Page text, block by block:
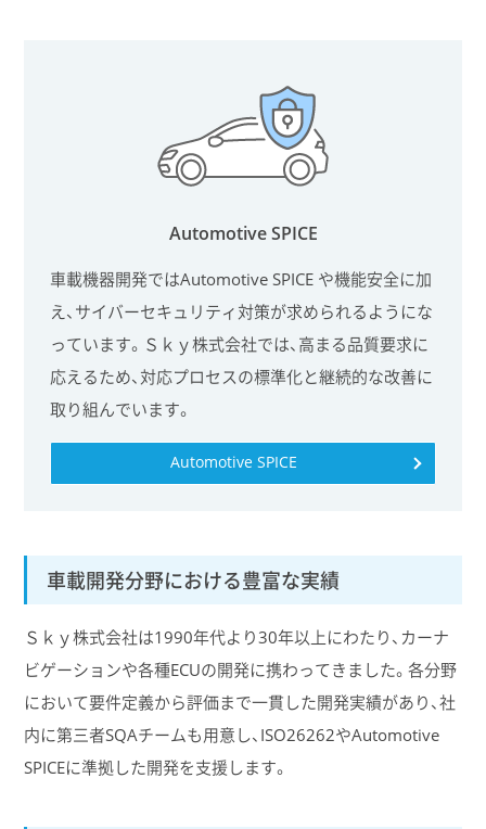
Automotive SPICE
車載機器開発ではAutomotive SPICE や機能安全に加
え、サイバーセキュリティ対策が求められるようにな
っています。Ｓｋｙ株式会社では、高まる品質要求に
応えるため、対応プロセスの標準化と継続的な改善に
取り組んでいます。
Automotive SPICE
車載開発分野における豊富な実績
Ｓｋｙ株式会社は1990年代より30年以上にわたり、カーナ
ビゲーションや各種ECUの開発に携わってきました。各分野
において要件定義から評価まで一貫した開発実績があり、社
内に第三者SQAチームも用意し、ISO26262やAutomotive
SPICEに準拠した開発を支援します。